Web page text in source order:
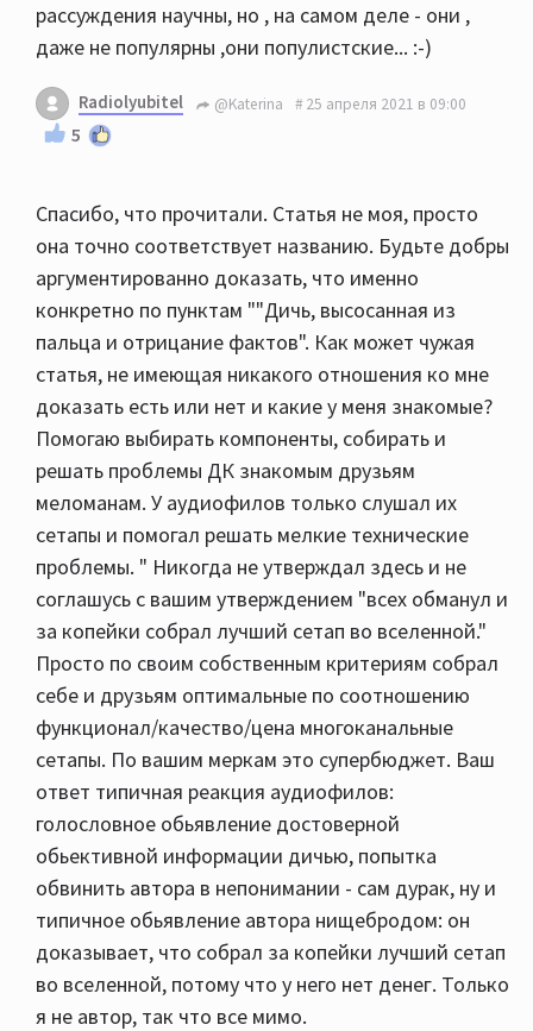
рассуждения научны, но , на самом деле - они ,
даже не популярны ,они популистские... :-)
Radiolyubitel @Katerina 25 апреля 2021 в 09:00
5
Спасибо, что прочитали. Статья не моя, просто
она точно соответствует названию. Будьте добры
аргументированно доказать, что именно
конкретно по пунктам ""Дичь, высосанная из
пальца и отрицание фактов". Как может чужая
статья, не имеющая никакого отношения ко мне
доказать есть или нет и какие у меня знакомые?
Помогаю выбирать компоненты, собирать и
решать проблемы ДК знакомым друзьям
меломанам. У аудиофилов только слушал их
сетапы и помогал решать мелкие технические
проблемы. " Никогда не утверждал здесь и не
соглашусь с вашим утверждением "всех обманул и
за копейки собрал лучший сетап во вселенной."
Просто по своим собственным критериям собрал
себе и друзьям оптимальные по соотношению
функционал/качество/цена многоканальные
сетапы. По вашим меркам это супербюджет. Ваш
ответ типичная реакция аудиофилов:
голословное обьявление достоверной
обьективной информации дичью, попытка
обвинить автора в непонимании - сам дурак, ну и
типичное обьявление автора нищебродом: он
доказывает, что собрал за копейки лучший сетап
во вселенной, потому что у него нет денег. Только
я не автор, так что все мимо.